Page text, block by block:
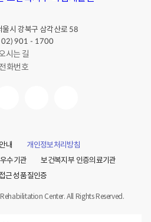
울시 강북구 삼각산로 58
02) 901 - 1700
시는 길
전화번호
내
개인정보처리방침
수기관
보건복지부 인증의료기관
근성 품질인증
Center. All Rights Reserved.